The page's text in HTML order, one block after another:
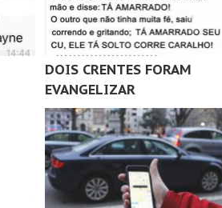
DOIS CRENTES FORAM
EVANGELIZAR